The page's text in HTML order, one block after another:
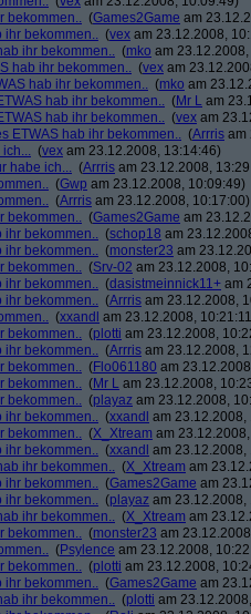
bekommen.. (Games2Game am
ihr bekommen.. (vex am 23.12.2008,
ihr bekommen.. (mko am
hab ihr bekommen.. (vex am
hab ihr bekommen.. (mko am
hab ihr bekommen.. (Mr L am
hab ihr bekommen.. (vex am
ETWAS hab ihr bekommen.. (Arrris am
(vex am 23.12.2008, 13:14:46)
habe ich... (Arrris am 23.12.2008,
(Gwp am 23.12.2008, 10:09:49)
(Arrris am 23.12.2008, 10:17:00)
bekommen.. (Games2Game am
ihr bekommen.. (schop18 am
ihr bekommen.. (monster23 am
bekommen.. (Srv-02 am 23.12.2008,
ihr bekommen.. (dasistmeinnick11+ am
ihr bekommen.. (Arrris am 23.12.2008,
(xxandl am 23.12.2008,
bekommen.. (plotti am 23.12.2008,
ihr bekommen.. (Arrris am 23.12.2008,
bekommen.. (Flo061180 am
bekommen.. (Mr L am 23.12.2008,
bekommen.. (playaz am 23.12.2008,
ihr bekommen.. (xxandl am 23.12.2008,
bekommen.. (X_Xtream am
ihr bekommen.. (xxandl am 23.12.2008,
ihr bekommen.. (X_Xtream am
ihr bekommen.. (Games2Game am
ihr bekommen.. (playaz am 23.12.2008,
ihr bekommen.. (X_Xtream am
bekommen.. (monster23 am
(Psylence am 23.12.2008,
bekommen.. (plotti am 23.12.2008,
ihr bekommen.. (Games2Game am
ihr bekommen.. (plotti am